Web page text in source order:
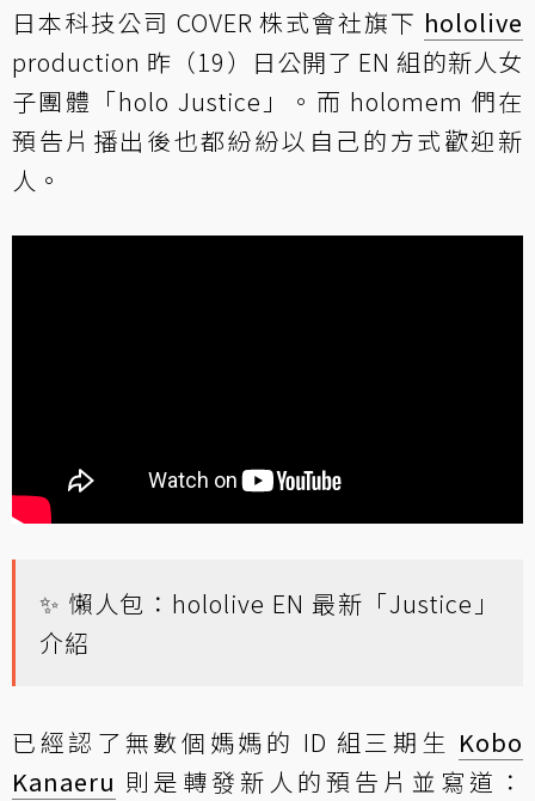
日本科技公司 COVER 株式會社旗下 hololive
production 昨（19）日公開了 EN 組的新人女
子團體「holo Justice」。而 holomem 們在
預告片播出後也都紛紛以自己的方式歡迎新
人。
✨ 懶人包： hololive EN 最新「Justice」
介紹
已經認了無數個媽媽的 ID 組三期生 Kobo
Kanaeru 則是轉發新人的預告片並寫道：